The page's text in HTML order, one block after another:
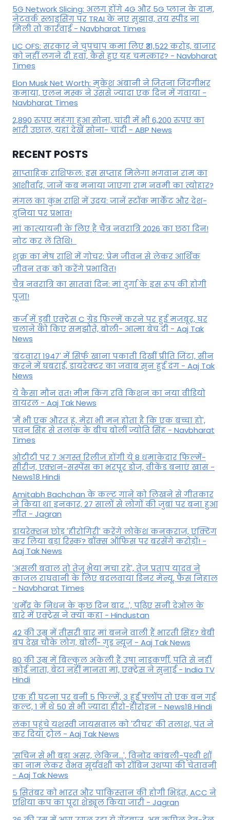
5G Network Slicing: अलग होंगे 4G और 5G प्लान के दाम,
नेटवर्क स्लाइसिंग पर TRAI के नए सुझाव, तय स्पीड ना
मिली तो कार्रवाई - Navbharat Times
LIC OFS: सरकार ने चुपचाप कमा लिए ₹31,522 करोड़, बाजार
को नहीं लगने दी हवा, कैसे हुए यह चमत्कार? - Navbharat
Times
Elon Musk Net Worth: मुकेश अंबानी ने जितना जिंदगीभर
कमाया, एलन मस्क ने उससे ज्यादा एक दिन में गंवाया -
Navbharat Times
2,890 रुपए महंगा हुआ सोना, चांदी में भी 6,200 रुपए का
भारी उछाल, यहां देखें सोना- चांदी - ABP News
RECENT POSTS
साप्ताहिक राशिफल: इस सप्ताह मिलेगा भगवान राम का
आशीर्वाद, जानें कब मनाया जाएगा राम नवमी का त्योहार?
मंगल का कुंभ राशि में उदय: जानें स्‍टॉक मार्केट और देश-
दुनिया पर प्रभाव!
मां कात्‍यायनी के लिए है चैत्र नवरात्रि 2026 का छठा दिन!
नोट कर लें तिथि!
शुक्र का मेष राशि में गोचर: प्रेम जीवन से लेकर आर्थिक
जीवन तक को करेंगे प्रभावित!
चैत्र नवरात्रि का सातवां दिन: मां दुर्गा के इस रूप की होगी
पूजा!
कर्ज में डूबी एक्ट्रेस C ग्रेड फिल्में करने पर हुई मजबूर, घर
चलाने को किए समझौते, बोली- आत्मा बेच दी - Aaj Tak
News
'बंटवारा 1947' में सिर्फ खाना पकाती दिखीं प्रीति जिंटा, सीन
करने में घबराईं, डायरेक्टर का जवाब सुन हुईं दंग - Aaj Tak
News
ये कैसा मौन व्रत! मीम किंग रवि किशन का नया वीडियो
वायरल - Aaj Tak News
'मैं भी एक औरत हूं, मेरा भी मन होता है कि एक बच्चा हो',
पवन सिंह से तलाक के बीच बोलीं ज्योति सिंह - Navbharat
Times
ओटीटी पर 7 अगस्त रिलीज होंगी ये 8 धमाकेदार फिल्में-
सीरीज, एक्शन-सस्पेंस का भरपूर डोज, वीकेंड बनाएं खास -
News18 Hindi
Amitabh Bachchan के कल्ट गाने को लिखने से गीतकार
ने किया था इनकार, 27 सालों से लोगों की जुबां पर बना हुआ
गीत - Jagran
डायरेक्शन छोड़ 'हीरोगिरी' करेंगे लोकेश कनकराज, एक्टिंग
कर लिया बड़ा रिस्क? बॉक्स ऑफिस पर बरसेंगे करोड़ों! -
Aaj Tak News
'असली बवाल तो तेजू भैया मचा रहे', तेज प्रताप यादव ने
काजल राघवानी के लिए बदलवाया डिनर मेन्यू, फैंस न‍िहाल
- Navbharat Times
'धर्मेंद्र के निधन के कुछ दिन बाद...', पढ़िए सनी देओल के
बारे में एक्ट्रेस ने क्या कहा - Hindustan
42 की उम्र में तीसरी बार मां बनने वाली हैं भारती सिंह? बेबी
बंप देख चौंके लोग, बोलीं- गुड न्यूज - Aaj Tak News
80 की उम्र में बिल्कुल अकेली हैं उषा नाडकर्णी, पति से नहीं
कोई नाता, बेटा नहीं मानता मां, एक्ट्रेस ने सुनाई - India TV
Hindi
एक ही घटना पर बनी 5 फिल्में, 3 हुईं फ्लॉप तो एक बन गई
कल्ट, 1 में थे 50 से भी ज्यादा हीरो-हीरोइन - News18 Hindi
लंका पहुंचे यशस्वी जायसवाल को 'टीचर' की तलाश, पंत ने
कर द‍िया ट्रोल - Aaj Tak News
'सचिन से भी बड़ा असर, लेकिन...', व‍िनोद कांबली-पृथ्वी शॉ
का नाम लेकर वैभव सूर्यवंशी को रॉबिन उथप्पा की चेतावनी
- Aaj Tak News
5 सितंबर को भारत और पाकिस्‍तान की होगी भिड़ंत, ACC ने
एशिया कप का पूरा शेड्यूल किया जारी - Jagran